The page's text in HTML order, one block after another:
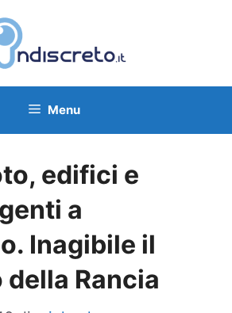
Menu
edifici e
a
Inagibile il
Rancia